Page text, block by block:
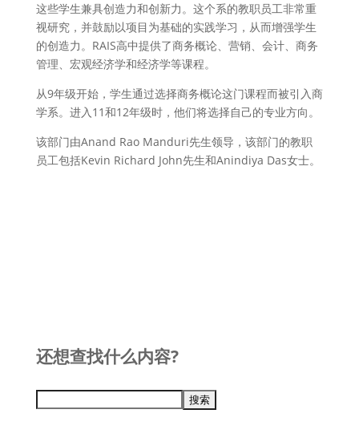
这些学生兼具创造力和创新力。这个系的教职员工非常重
视研究，并鼓励以项目为基础的实践学习，从而增强学生
的创造力。RAIS高中提供了商务概论、营销、会计、商务
管理、宏观经济学和经济学等课程。
从9年级开始，学生通过选择商务概论这门课程而被引入商
学系。进入11和12年级时，他们将选择自己的专业方向。
该部门由Anand Rao Manduri先生领导，该部门的教职
员工包括Kevin Richard John先生和Anindiya Das女士。
还想查找什么内容?